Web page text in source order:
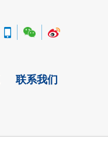
联系我们